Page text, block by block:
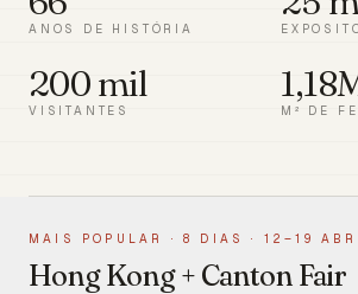
ANOS DE HISTÓRIA
200 mil
VISITANTES M² DE
MAIS POPULAR · 8 DIAS · 12–19 ABR
Hong Kong + Canton Fair